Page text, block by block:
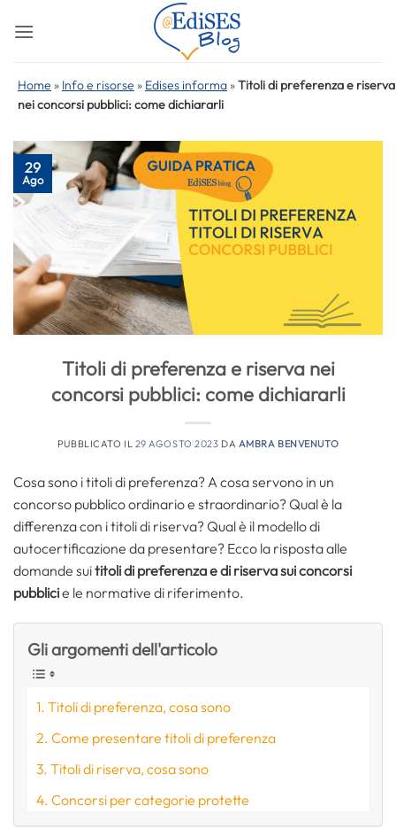
Home » Info e risorse » Edises informa »Titoli di preferenza e riserva
nei concorsi pubblici: come dichiararli
29
Ago
Titoli di preferenza e riserva nei
concorsi pubblici: come dichiararli
PUBBLICATO IL 29 AGOSTO 2023 DA AMBRA BENVENUTO
Cosa sono i titoli di preferenza? A cosa servono in un
concorso pubblico ordinario e straordinario? Qual è la
differenza con i titoli di riserva? Qual è il modello di
autocertificazione da presentare? Ecco la risposta alle
domande suititoli di preferenza e di riserva sui concorsi
pubblicie le normative di riferimento.
Gli argomenti dell'articolo
Titoli di preferenza, cosa sono
Come presentare titoli di preferenza
Titoli di riserva, cosa sono
Concorsi per categorie protette